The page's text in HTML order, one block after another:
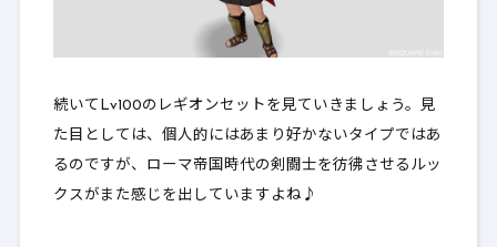
続いてLv100のレギオンセットを見ていきましょう。見
た目としては、個人的にはあまり好かないタイプではあ
るのですが、ローマ帝国時代の剣闘士を彷彿させるルッ
クスがまた感じを出していますよね♪